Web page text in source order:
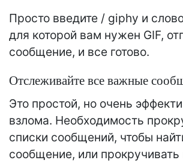
Просто введите / giphy и
для которой вам нужен GIF,
сообщение, и все готово.
Отслеживайте все важные
Это простой, но очень
взлома. Необходимость
списки сообщений, чтобы
сообщение, или прокручивать